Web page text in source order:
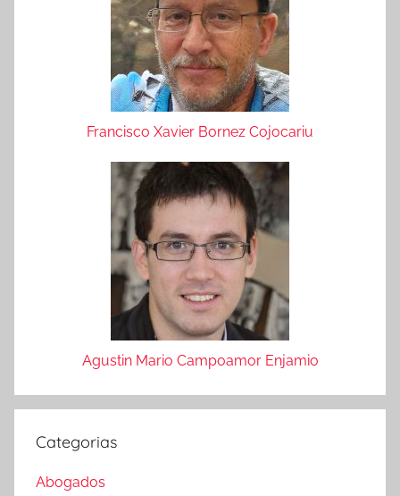
Francisco Xavier Bornez Cojocariu
Agustin Mario Campoamor Enjamio
Categorias
Abogados